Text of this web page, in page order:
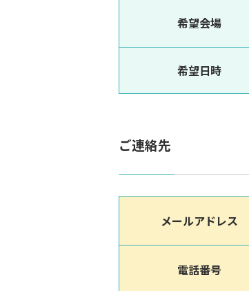
希望会場
希望日時
ご連絡先
メールアドレス
電話番号